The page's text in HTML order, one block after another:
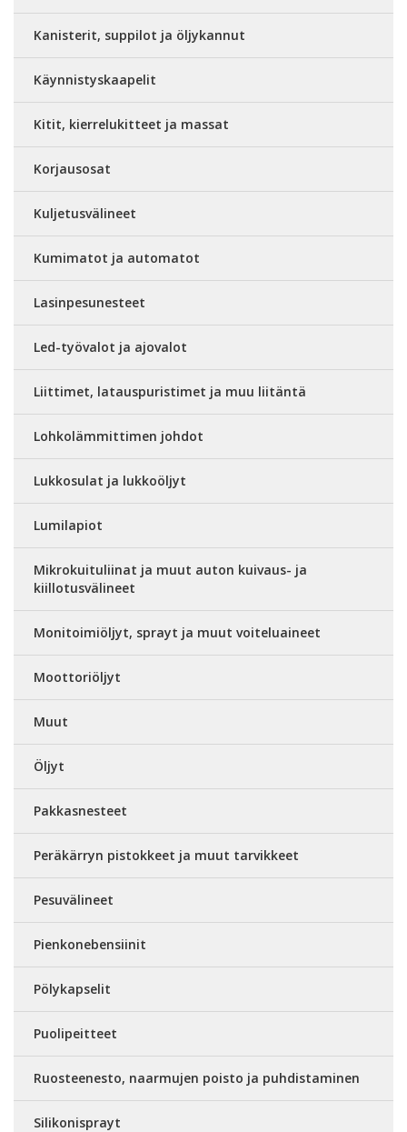
Kanisterit, suppilot ja öljykannut
Käynnistyskaapelit
Kitit, kierrelukitteet ja massat
Korjausosat
Kuljetusvälineet
Kumimatot ja automatot
Lasinpesunesteet
Led-työvalot ja ajovalot
Liittimet, latauspuristimet ja muu liitäntä
Lohkolämmittimen johdot
Lukkosulat ja lukkoöljyt
Lumilapiot
Mikrokuituliinat ja muut auton kuivaus- ja
kiillotusvälineet
Monitoimiöljyt, sprayt ja muut voiteluaineet
Moottoriöljyt
Muut
Öljyt
Pakkasnesteet
Peräkärryn pistokkeet ja muut tarvikkeet
Pesuvälineet
Pienkonebensiinit
Pölykapselit
Puolipeitteet
Ruosteenesto, naarmujen poisto ja puhdistaminen
Silikonisprayt